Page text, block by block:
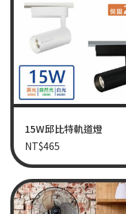
15W邱比特軌道燈
NT$465